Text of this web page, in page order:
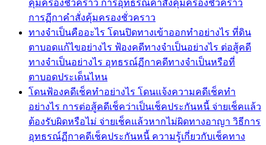
คุ้มครองชั่วคราว การอุทธรณ์คำสั่งคุ้มครองชั่วคราว
การฏีกาคำสั่งคุ้มครองชั่วคราว
ทางจำเป็นคืออะไร โดนปิดทางเข้าออกทำอย่างไร ที่ดิน
ตาบอดแก้ไขอย่างไร ฟ้องคดีทางจำเป็นอย่างไร ต่อสู้คดี
ทางจำเป็นอย่างไร อุทธรณ์ฏีกาคดีทางจำเป็นหรือที่
ตาบอดประเด็นไหน
โดนฟ้องคดีเช็คทำอย่างไร โดนแจ้งความคดีเช็คทำ
อย่างไร การต่อสู้คดีเช็คว่าเป็นเช็คประกันหนี้ จ่ายเช็คแล้ว
ต้องรับผิดหรือไม่ จ่ายเช็คแล้วหากไม่ผิดทางอาญา วิธีการ
อุทธรณ์ฏีกาคดีเช็คประกันหนี้ ความรู้เกี่ยวกับเช็คทาง